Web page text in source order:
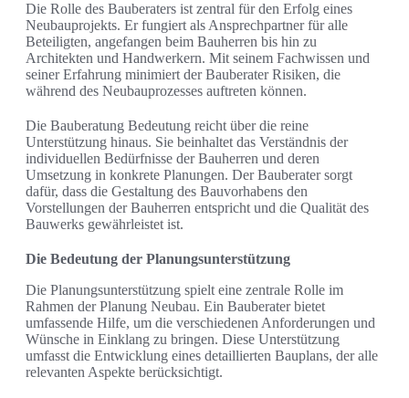
Die Rolle des Bauberaters ist zentral für den Erfolg eines
Neubauprojekts. Er fungiert als Ansprechpartner für alle
Beteiligten, angefangen beim Bauherren bis hin zu
Architekten und Handwerkern. Mit seinem Fachwissen und
seiner Erfahrung minimiert der Bauberater Risiken, die
während des Neubauprozesses auftreten können.
Die Bauberatung Bedeutung reicht über die reine
Unterstützung hinaus. Sie beinhaltet das Verständnis der
individuellen Bedürfnisse der Bauherren und deren
Umsetzung in konkrete Planungen. Der Bauberater sorgt
dafür, dass die Gestaltung des Bauvorhabens den
Vorstellungen der Bauherren entspricht und die Qualität des
Bauwerks gewährleistet ist.
Die Bedeutung der Planungsunterstützung
Die Planungsunterstützung spielt eine zentrale Rolle im
Rahmen der Planung Neubau. Ein Bauberater bietet
umfassende Hilfe, um die verschiedenen Anforderungen und
Wünsche in Einklang zu bringen. Diese Unterstützung
umfasst die Entwicklung eines detaillierten Bauplans, der alle
relevanten Aspekte berücksichtigt.